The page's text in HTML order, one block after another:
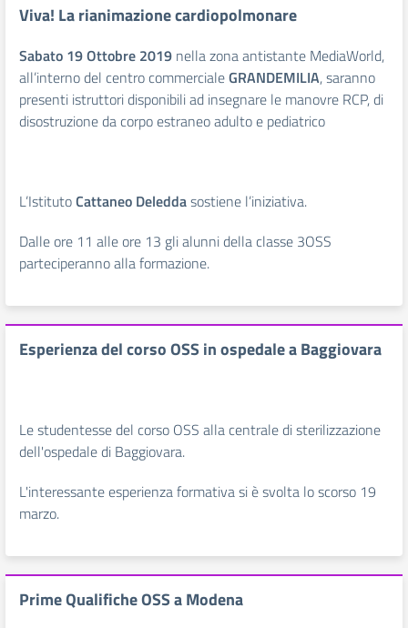
Viva! La rianimazione cardiopolmonare
Sabato 19 Ottobre 2019 nella zona antistante MediaWorld,
all’interno del centro commercialeGRANDEMILIA, saranno
presenti istruttori disponibili ad insegnare le manovre RCP, di
disostruzione da corpo estraneo adulto e pediatrico
L’IstitutoCattaneo Deleddasostiene l’iniziativa.
Dalle ore 11 alle ore 13 gli alunni della classe 3OSS
parteciperanno alla formazione.
Esperienza del corso OSS in ospedale a Baggiovara
Le studentesse del corso OSS alla centrale di sterilizzazione
dell'ospedale di Baggiovara.
L'interessante esperienza formativa si è svolta lo scorso 19
marzo.
Prime Qualifiche OSS a Modena